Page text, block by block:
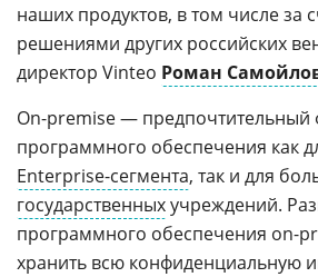
наших продуктов, в том числе за
решениями других российских
директор Vinteo Роман
On-premise — предпочтительный
программного обеспечения как
Enterprise-сегмента, так и для
государственныхучреждений.
программного обеспечения on-
хранить всю конфиденциальную